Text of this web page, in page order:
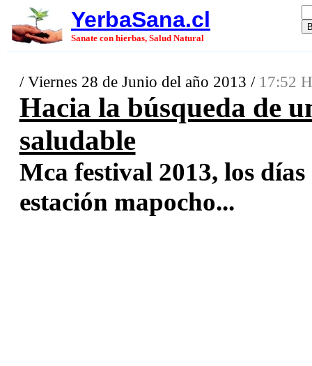
YerbaSana.cl
Sanate con hierbas, Salud Natural
/ Viernes 28 de Junio del año 2013 / 17:52
Hacia la búsqueda de
saludable
Mca festival 2013, los días
estación mapocho...